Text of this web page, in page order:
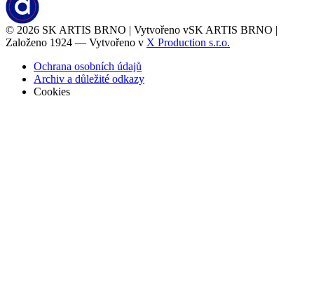
© 2026 SK ARTIS BRNO | Vytvořeno vSK ARTIS BRNO |
Založeno 1924 — Vytvořeno v X Production s.r.o.
Ochrana osobních údajů
Archiv a důležité odkazy
Cookies